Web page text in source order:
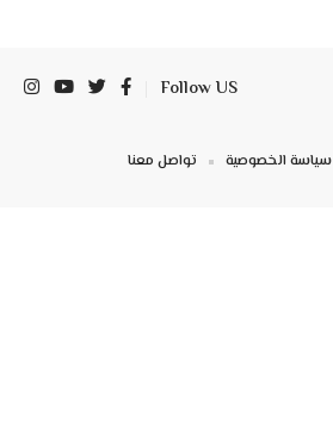
Follow US
سياسة الخصوصية تواصل معنا